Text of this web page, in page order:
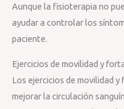
Aunque la fisioterapia no
ayudar a controlar los
paciente.
Ejercicios de movilidad y
Los ejercicios de movilidad
mejorar la circulación